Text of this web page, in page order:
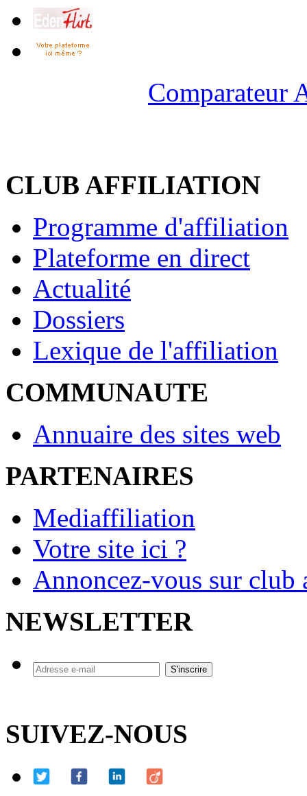
Comparateur
CLUB AFFILIATION
Programme d'affiliation
Plateforme en direct
Actualité
Dossiers
Lexique de l'affiliation
COMMUNAUTE
Annuaire des sites web
PARTENAIRES
Mediaffiliation
Votre site ici ?
Annoncez-vous sur
NEWSLETTER
SUIVEZ-NOUS